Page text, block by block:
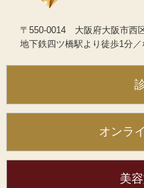
〒550-0014 大阪府大阪市西
地下鉄四ツ橋駅より 徒歩1分 ／
オンラ
美